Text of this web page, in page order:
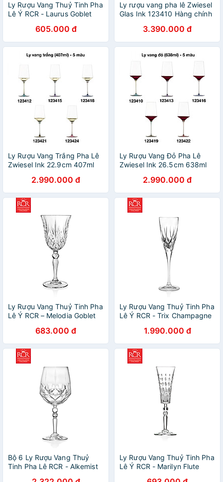
Ly Rượu Vang Thuỷ Tinh Pha
Lê Ý RCR - Laurus Goblet
605.000 đ
Ly rượu vang pha lê Zwiesel
Glas Ink 123410 Hàng chính
3.390.000 đ
Ly Rượu Vang Trắng Pha Lê
Zwiesel Ink 22.9cm 407ml
2.990.000 đ
Ly Rượu Vang Đỏ Pha Lê
Zwiesel Ink 26.5cm 638ml
2.990.000 đ
Ly Rượu Vang Thuỷ Tinh Pha
Lê Ý RCR – Melodia Goblet
683.000 đ
Ly Rượu Vang Thuỷ Tinh Pha
Lê Ý RCR - Trix Champagne
1.990.000 đ
Bộ 6 Ly Rượu Vang Thuỷ
Tinh Pha Lê RCR - Alkemist
Ly Rượu Vang Thuỷ Tinh Pha
Lê Ý RCR - Marilyn Flute